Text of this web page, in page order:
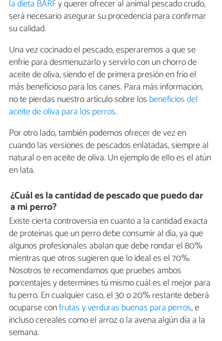
la dieta BARFy querer ofrecer al animal pescado crudo,
será necesario asegurar su procedencia para confirmar
su calidad.
Una vez cocinado el pescado, esperaremos a que se
enfríe para desmenuzarlo y servirlo con un chorro de
aceite de oliva, siendo el de primera presión en frío el
más beneficioso para los canes. Para más información,
no te pierdas nuestro artículo sobre los beneficios del
aceite de oliva para los perros.
Por otro lado, también podemos ofrecer de vez en
cuando las versiones de pescados enlatadas, siempre al
natural o en aceite de oliva. Un ejemplo de ello es el atún
en lata.
¿Cuál es la cantidad de pescado que puedo dar
a mi perro?
Existe cierta controversia en cuanto a la cantidad exacta
de proteínas que un perro debe consumir al día, ya que
algunos profesionales abalan que debe rondar el 80%
mientras que otros sugieren que lo ideal es el 70%.
Nosotros te recomendamos que pruebes ambos
porcentajes y determines tú mismo cuál es el mejor para
tu perro. En cualquier caso, el 30 o 20% restante deberá
ocuparse confrutas y verduras buenas para perros, e
incluso cereales como el arroz o la avena algún día a la
semana.